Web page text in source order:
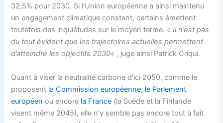
32,5% pour 2030. Si l’Union européenne a ainsi maintenu
un engagement climatique constant, certains émettent
toutefois des inquiétudes sur le moyen terme. «Il n’est pas
du tout évident que les trajectoires actuelles permettent
d’atteindre les objectifs 2030« , juge ainsi Patrick Criqui.
Quant à viser la neutralité carbone d’ici 2050, comme le
proposent la Commission européenne, le Parlement
européen ou encore la France (la Suède et la Finlande
visent même 2045), elle n’y semble pas encore tout à fait